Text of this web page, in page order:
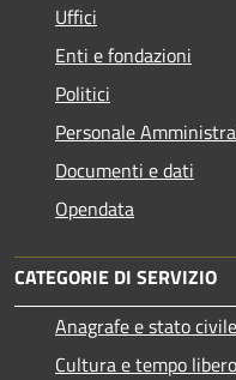
Uffici
Enti e fondazioni
Politici
Personale
Documenti e dati
Opendata
CATEGORIE DI SERVIZIO
Anagrafe e stato civile
Cultura e tempo libero